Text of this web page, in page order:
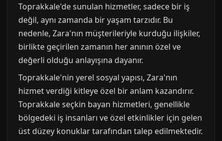
Toprakkale'de sunulan hizmetler, sadece bir iş
değil, aynı zamanda bir yaşam tarzıdır. Bu
nedenle, Zara'nın müşterileriyle kurduğu ilişkiler,
birlikte geçirilen zamanın her anının özel ve
değerli olduğu anlayışına dayanır.
Toprakkale'nin yerel sosyal yapısı, Zara'nın
hizmet verdiği kitleye özel bir anlam kazandırır.
Toprakkale seçkin bayan hizmetleri, genellikle
bölgedeki iş insanları ve özel etkinlikler için gelen
üst düzey konuklar tarafından talep edilmektedir.